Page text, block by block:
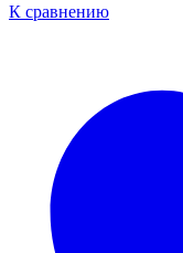
К сравнению